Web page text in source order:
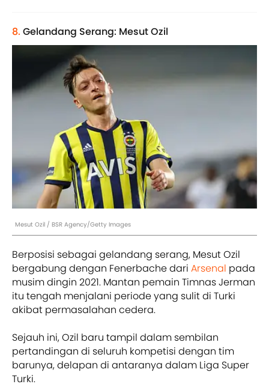
8. Gelandang Serang: Mesut Ozil
Mesut Ozil / BSR Agency/Getty Images
Berposisi sebagai gelandang serang, Mesut Ozil
bergabung dengan Fenerbache dari Arsenal pada
musim dingin 2021. Mantan pemain Timnas Jerman
itu tengah menjalani periode yang sulit di Turki
akibat permasalahan cedera.
Sejauh ini, Ozil baru tampil dalam sembilan
pertandingan di seluruh kompetisi dengan tim
barunya, delapan di antaranya dalam Liga Super
Turki.